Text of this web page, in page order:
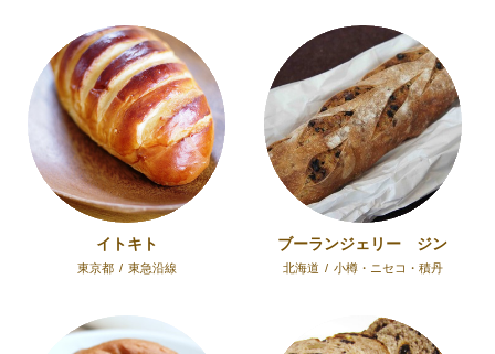
イトキト
東京都 / 東急沿線
ブーランジェリー ジン
北海道 / 小樽・ニセコ・積丹